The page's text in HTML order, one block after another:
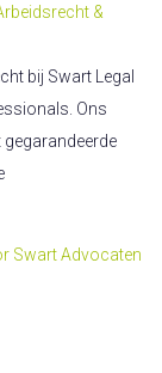
&
bij Swart Legal
Ons
gegarandeerde
Swart Advocaten